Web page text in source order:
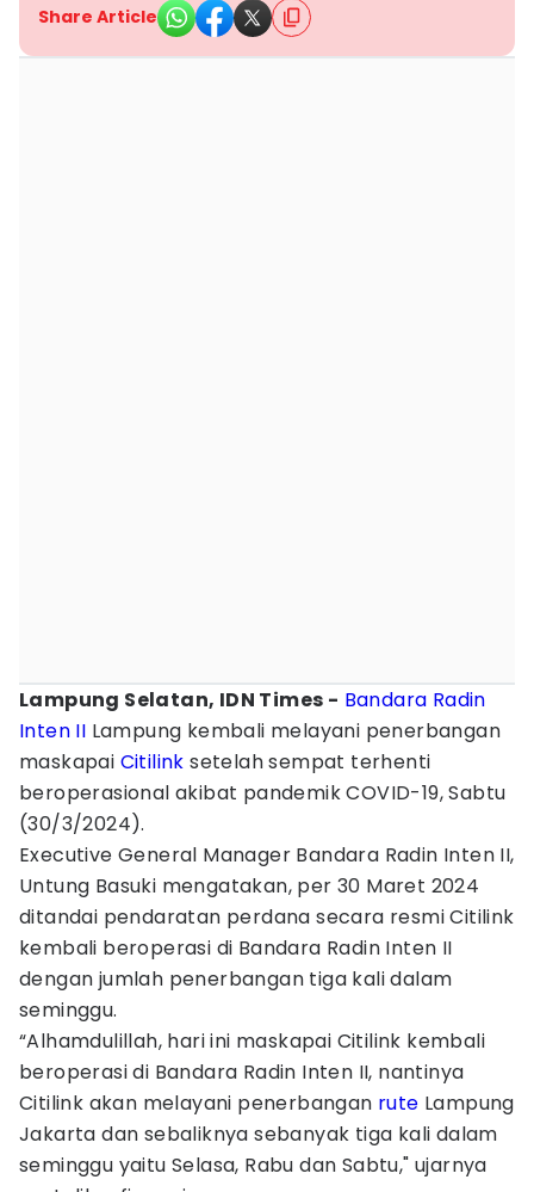
Share Article
Lampung Selatan, IDN Times - Bandara Radin
Inten II Lampung kembali melayani penerbangan
maskapai Citilink setelah sempat terhenti
beroperasional akibat pandemik COVID-19, Sabtu
(30/3/2024).
Executive General Manager Bandara Radin Inten II,
Untung Basuki mengatakan, per 30 Maret 2024
ditandai pendaratan perdana secara resmi Citilink
kembali beroperasi di Bandara Radin Inten II
dengan jumlah penerbangan tiga kali dalam
seminggu.
“Alhamdulillah, hari ini maskapai Citilink kembali
beroperasi di Bandara Radin Inten II, nantinya
Citilink akan melayani penerbangan rute Lampung
Jakarta dan sebaliknya sebanyak tiga kali dalam
seminggu yaitu Selasa, Rabu dan Sabtu," ujarnya